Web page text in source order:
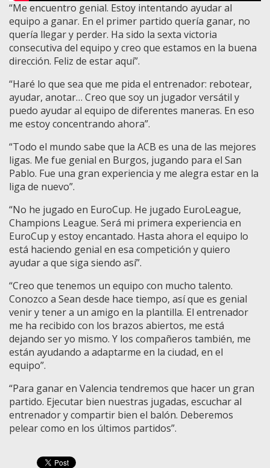
“Me encuentro genial. Estoy intentando ayudar al
equipo a ganar. En el primer partido quería ganar, no
quería llegar y perder. Ha sido la sexta victoria
consecutiva del equipo y creo que estamos en la buena
dirección. Feliz de estar aquí”.
“Haré lo que sea que me pida el entrenador: rebotear,
ayudar, anotar… Creo que soy un jugador versátil y
puedo ayudar al equipo de diferentes maneras. En eso
me estoy concentrando ahora”.
“Todo el mundo sabe que la ACB es una de las mejores
ligas. Me fue genial en Burgos, jugando para el San
Pablo. Fue una gran experiencia y me alegra estar en la
liga de nuevo”.
“No he jugado en EuroCup. He jugado EuroLeague,
Champions League. Será mi primera experiencia en
EuroCup y estoy encantado. Hasta ahora el equipo lo
está haciendo genial en esa competición y quiero
ayudar a que siga siendo así”.
“Creo que tenemos un equipo con mucho talento.
Conozco a Sean desde hace tiempo, así que es genial
venir y tener a un amigo en la plantilla. El entrenador
me ha recibido con los brazos abiertos, me está
dejando ser yo mismo. Y los compañeros también, me
están ayudando a adaptarme en la ciudad, en el
equipo”.
“Para ganar en Valencia tendremos que hacer un gran
partido. Ejecutar bien nuestras jugadas, escuchar al
entrenador y compartir bien el balón. Deberemos
pelear como en los últimos partidos”.